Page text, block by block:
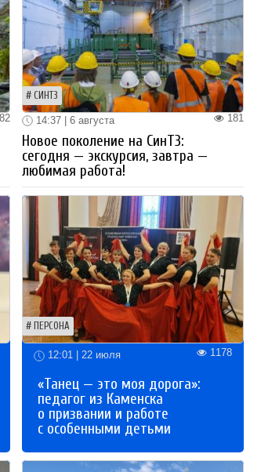
СИНТЗ
181
14:37 | 6 августа
Новое поколение на СинТЗ:
сегодня — экскурсия, завтра —
любимая работа!
ПЕРСОНА
12:01 | 22 июля 1178
«Танец — это моя дорога»:
педагог из Каменска
о призвании и работе
с особенными детьми